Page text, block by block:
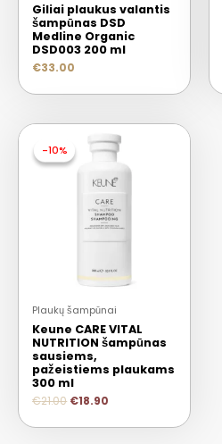
Giliai plaukus valantis
šampūnas DSD
Medline Organic
DSD003 200 ml
€33.00
-10%
-10%
Plaukų šampūnai
Keune CARE VITAL
NUTRITION šampūnas
sausiems,
pažeistiems plaukams
300 ml
€21.00 €18.90